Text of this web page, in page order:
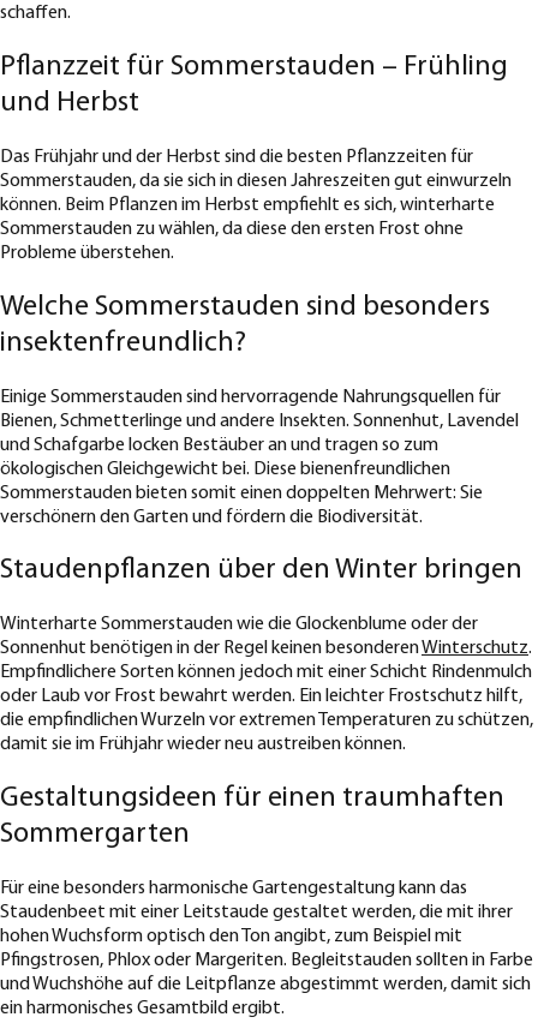
schaffen.
Pflanzzeit für Sommerstauden – Frühling
und Herbst
Das Frühjahr und der Herbst sind die besten Pflanzzeiten für
Sommerstauden, da sie sich in diesen Jahreszeiten gut einwurzeln
können. Beim Pflanzen im Herbst empfiehlt es sich, winterharte
Sommerstauden zu wählen, da diese den ersten Frost ohne
Probleme überstehen.
Welche Sommerstauden sind besonders
insektenfreundlich?
Einige Sommerstauden sind hervorragende Nahrungsquellen für
Bienen, Schmetterlinge und andere Insekten. Sonnenhut, Lavendel
und Schafgarbe locken Bestäuber an und tragen so zum
ökologischen Gleichgewicht bei. Diese bienenfreundlichen
Sommerstauden bieten somit einen doppelten Mehrwert: Sie
verschönern den Garten und fördern die Biodiversität.
Staudenpflanzen über den Winter bringen
Winterharte Sommerstauden wie die Glockenblume oder der
Sonnenhut benötigen in der Regel keinen besonderenWinterschutz.
Empfindlichere Sorten können jedoch mit einer Schicht Rindenmulch
oder Laub vor Frost bewahrt werden. Ein leichter Frostschutz hilft,
die empfindlichen Wurzeln vor extremen Temperaturen zu schützen,
damit sie im Frühjahr wieder neu austreiben können.
Gestaltungsideen für einen traumhaften
Sommergarten
Für eine besonders harmonische Gartengestaltung kann das
Staudenbeet mit einer Leitstaude gestaltet werden, die mit ihrer
hohen Wuchsform optisch den Ton angibt, zum Beispiel mit
Pfingstrosen, Phlox oder Margeriten. Begleitstauden sollten in Farbe
und Wuchshöhe auf die Leitpflanze abgestimmt werden, damit sich
ein harmonisches Gesamtbild ergibt.